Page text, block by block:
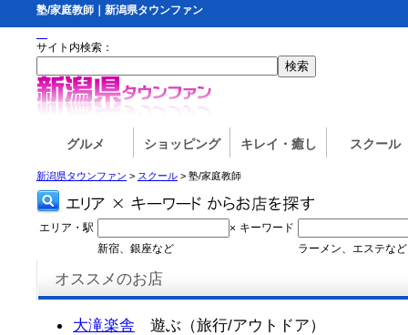
塾/家庭教師｜新潟県タウンファン
サイト内検索：
グルメ ショッピング キレイ・癒し スクール
新潟県タウンファン > スクール > 塾/家庭教師
エリア・駅 × キーワード
新宿、銀座など
ラーメン、エステなど
オススメのお店
大滝楽舎 遊ぶ（旅行/アウトドア）